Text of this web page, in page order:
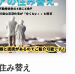
み替え